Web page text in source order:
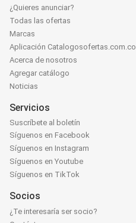
¿Quieres anunciar?
Todas las ofertas
Marcas
Aplicación Catalogosofertas.com.co
Acerca de nosotros
Agregar catálogo
Noticias
Servicios
Suscríbete al boletín
Síguenos en Facebook
Síguenos en Instagram
Síguenos en Youtube
Síguenos en TikTok
Socios
¿Te interesaría ser socio?